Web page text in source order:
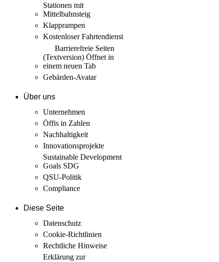
Stationen mit
Mittelbahnsteig
Klapprampen
Kostenloser Fahrtendienst
Barrierefreie Seiten
(Textversion) Öffnet in
einem neuen Tab
Gebärden-Avatar
Über uns
Unternehmen
Öffis in Zahlen
Nachhaltigkeit
Innovations­projekte
Sustainable Development
Goals SDG
QSU-Politik
Compliance
Diese Seite
Datenschutz
Cookie-Richtlinien
Rechtliche Hinweise
Erklärung zur